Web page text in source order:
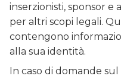
inserzionisti, sponsor
per altri scopi legali.
contengono
alla sua identità.
In caso di domande